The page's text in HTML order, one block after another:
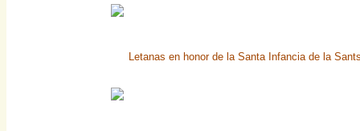
Letanas en honor de la Santa Infancia de la